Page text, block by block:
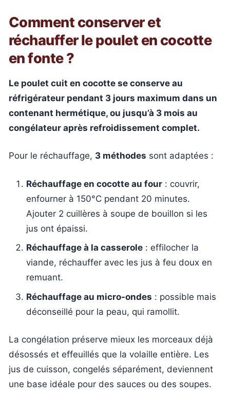
Comment conserver et
réchauffer le poulet en cocotte
en fonte ?
Le poulet cuit en cocotte se conserve au
réfrigérateur pendant 3 jours maximum dans un
contenant hermétique, ou jusqu’à 3 mois au
congélateur après refroidissement complet.
Pour le réchauffage, 3 méthodes sont adaptées :
Réchauffage en cocotte au four : couvrir,
enfourner à 150°C pendant 20 minutes.
Ajouter 2 cuillères à soupe de bouillon si les
jus ont épaissi.
Réchauffage à la casserole : effilocher la
viande, réchauffer avec les jus à feu doux en
remuant.
Réchauffage au micro-ondes : possible mais
déconseillé pour la peau, qui ramollit.
La congélation préserve mieux les morceaux déjà
désossés et effeuillés que la volaille entière. Les
jus de cuisson, congelés séparément, deviennent
une base idéale pour des sauces ou des soupes.